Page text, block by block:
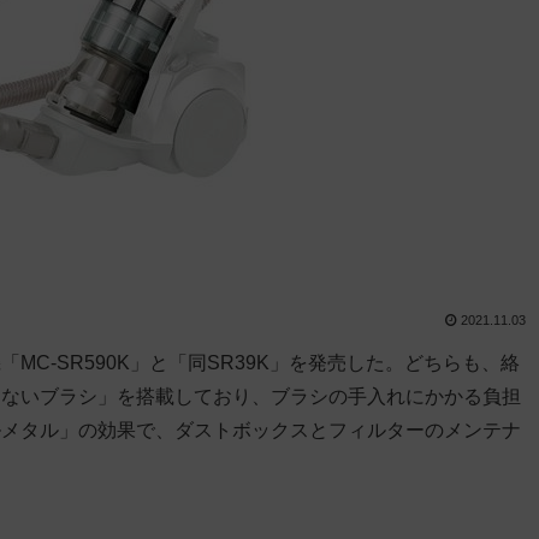
2021.11.03
MC-SR590K」と「同SR39K」を発売した。どちらも、絡
いブラシ」を搭載しており、ブラシの手入れにかかる負担
タル」の効果で、ダストボックスとフィルターのメンテナ